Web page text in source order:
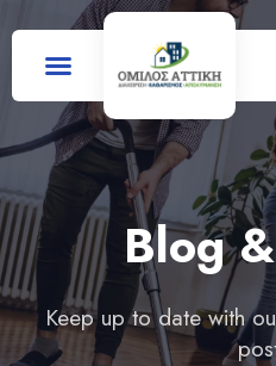
Blog
Keep up to date with